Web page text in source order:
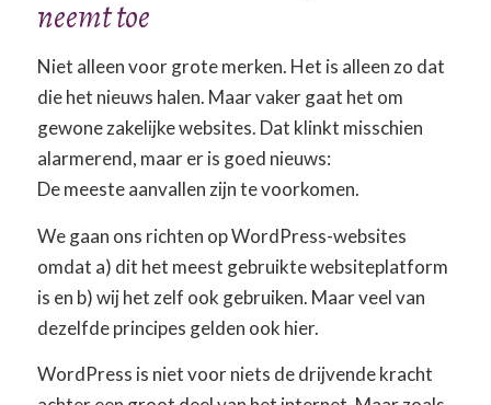
neemt toe
Niet alleen voor grote merken. Het is alleen zo dat
die het nieuws halen. Maar vaker gaat het om
gewone zakelijke websites. Dat klinkt misschien
alarmerend, maar er is goed nieuws:
De meeste aanvallen zijn te voorkomen.
We gaan ons richten op WordPress-websites
omdat a) dit het meest gebruikte websiteplatform
is en b) wij het zelf ook gebruiken. Maar veel van
dezelfde principes gelden ook hier.
WordPress is niet voor niets de drijvende kracht